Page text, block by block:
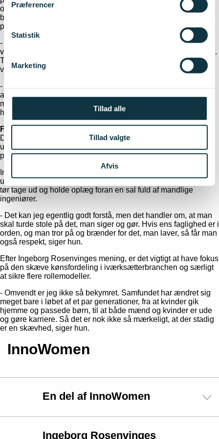
Præferencer
Statistik
Marketing
Tillad alle
Tillad valgte
Afvis
om, at lave et online marked for værktøj. Hvor man mod
betaling kan downloade tegninger og efterfølgende selv 3D-
printe sit værktøj.
- Når vi for eksempel får en bestilling fra Grønland på noget
værktøj. Så kan der gå lang tid med at producere og levere det.
Tænk hvis de bare kunne hente tegninger og selv printe deres
værktøj, siger hun.
- Vi tænker det lidt som en slags Spotify for værktøj. Vores
arbejdstitel for projektet er ‘Toolify’. Jeg kan godt lidt det her
med at tænke ud af boksen. Det er det, der driver mig, siger
hun.
Faglighed giver respekt
Det er relativt sjældent, man støder på en kvinde med titlen
udviklingschef i en virksomhed, der arbejder med at udvikle og
producere industriværktøj.
Ingeborg Rosenvinge har til tider oplevet, at andre kvinder har
undret sig over, at hun tør stille sig i front som projektleder og
tør tage ud og holde oplæg foran en sal fuld af mandlige
ingeniører.
- Det kan jeg egentlig godt forstå, men det handler om, at man
skal turde stole på det, man siger og gør. Hvis ens faglighed er i
orden, og man tror på og brænder for det, man laver, så får man
også respekt, siger hun.
Efter Ingeborg Rosenvinges mening, er det vigtigt at have fokus
på den skæve kønsfordeling i iværksætterbranchen og særligt
at sikre flere rollemodeller.
- Omvendt er jeg ikke så bekymret. Samfundet har ændret sig
meget bare i løbet af et par generationer, fra at kvinder gik
hjemme og passede børn, til at både mænd og kvinder er ude
og gøre karriere. Så det er nok ikke så mærkeligt, at der stadig
er en skævhed, siger hun.
InnoWomen
En del af InnoWomen
Ingeborg Rosenvinges